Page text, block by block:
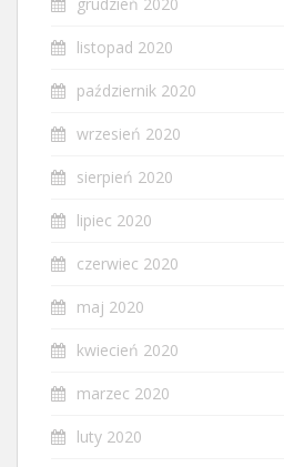
grudzień 2020
listopad 2020
październik 2020
wrzesień 2020
sierpień 2020
lipiec 2020
czerwiec 2020
maj 2020
kwiecień 2020
marzec 2020
luty 2020